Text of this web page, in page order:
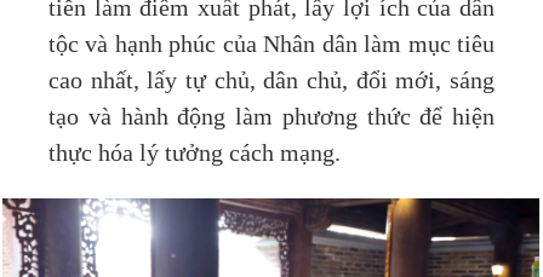
tiễn làm điểm xuất phát, lấy lợi ích của dân
tộc và hạnh phúc của Nhân dân làm mục tiêu
cao nhất, lấy tự chủ, dân chủ, đổi mới, sáng
tạo và hành động làm phương thức để hiện
thực hóa lý tưởng cách mạng.